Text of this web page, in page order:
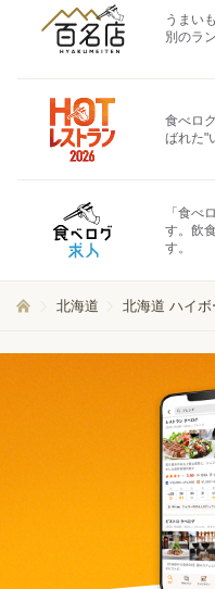
うまい
別のラ
食べロ
ばれた"
「食べ
す。飲
す。
北海道 北海道 ハイボ